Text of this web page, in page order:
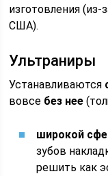
изготовления
США).
Ультраниры
Устанавливаются
вовсе без нее
широкой
зубов
решить как